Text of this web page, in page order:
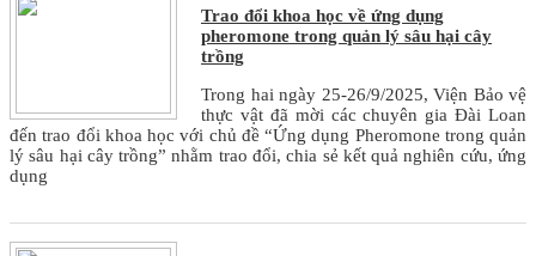
Trao đổi khoa học về ứng dụng
pheromone trong quản lý sâu hại cây
trồng
Trong hai ngày 25-26/9/2025, Viện Bảo vệ
thực vật đã mời các chuyên gia Đài Loan
đến trao đổi khoa học với chủ đề “Ứng dụng Pheromone trong quản
lý sâu hại cây trồng” nhằm trao đổi, chia sẻ kết quả nghiên cứu, ứng
dụng